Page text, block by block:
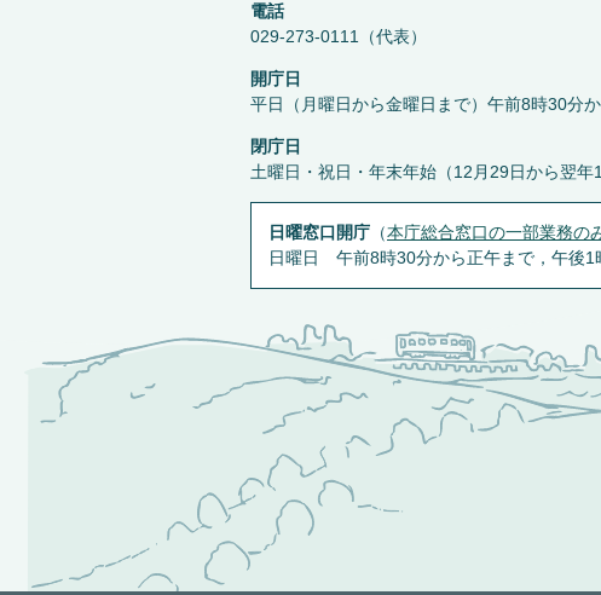
電話
029-273-0111（代表）
開庁日
平日（月曜日から金曜日まで）午前8時30分
閉庁日
土曜日・祝日・年末年始（12月29日から翌年1
日曜窓口開庁 （本庁総合窓口の一部業務の
日曜日 午前8時30分から正午まで，午後1